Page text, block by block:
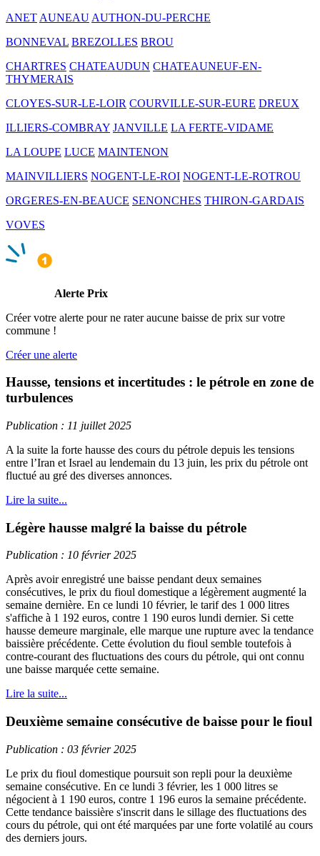
ANET AUNEAU AUTHON-DU-PERCHE
BONNEVAL BREZOLLES BROU
CHARTRES CHATEAUDUN CHATEAUNEUF-EN-
THYMERAIS
CLOYES-SUR-LE-LOIR COURVILLE-SUR-EURE DREUX
ILLIERS-COMBRAY JANVILLE LA FERTE-VIDAME
LA LOUPE LUCE MAINTENON
MAINVILLIERS NOGENT-LE-ROI NOGENT-LE-ROTROU
ORGERES-EN-BEAUCE SENONCHES THIRON-GARDAIS
VOVES
Alerte Prix
Créer votre alerte pour ne rater aucune baisse de prix sur votre
commune !
Créer une alerte
Hausse, tensions et incertitudes : le pétrole en zone de
turbulences
Publication : 11 juillet 2025
A la suite la forte hausse des cours du pétrole depuis les tensions
entre l’Iran et Israel au lendemain du 13 juin, les prix du pétrole ont
fluctué au gré des diverses annonces.
Lire la suite...
Légère hausse malgré la baisse du pétrole
Publication : 10 février 2025
Après avoir enregistré une baisse pendant deux semaines
consécutives, le prix du fioul domestique a légèrement augmenté la
semaine dernière. En ce lundi 10 février, le tarif des 1 000 litres
s'affiche à 1 192 euros, contre 1 190 euros lundi dernier. Si cette
hausse demeure marginale, elle marque une rupture avec la tendance
baissière précédente. Cette évolution du fioul semble toutefois à
contre-courant des fluctuations des cours du pétrole, qui ont connu
une baisse marquée cette semaine.
Lire la suite...
Deuxième semaine consécutive de baisse pour le fioul
Publication : 03 février 2025
Le prix du fioul domestique poursuit son repli pour la deuxième
semaine consécutive. En ce lundi 3 février, les 1 000 litres se
négocient à 1 190 euros, contre 1 196 euros la semaine précédente.
Cette tendance baissière s'inscrit dans le sillage des fluctuations des
cours du pétrole, qui ont été marquées par une forte volatilé au cours
des derniers jours.